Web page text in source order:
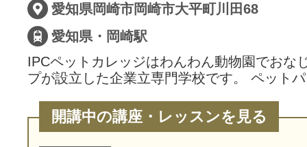
愛知県岡崎市岡崎市大平町川田68
愛知県・岡崎駅
IPCペットカレッジはわんわん動物園でおな
プが設立した企業立専門学校です。 ペット
開講中の講座・レッスンを見る